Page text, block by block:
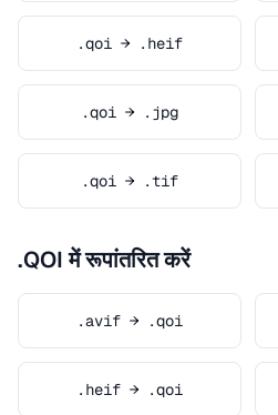
.qoi → .heif
.qoi → .jpg
.qoi → .tif
.QOI में रूपांतरित करें
.avif → .qoi
.heif → .qoi